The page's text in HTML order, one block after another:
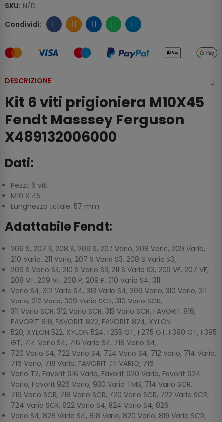
SKU: N/D
DESCRIZIONE
Kit 6 viti prigioniera M10X45
Fendt Masssey Ferguson
X489132006000
Dati:
Pezzi: 6 viti
M10 X 45
Lunghezza totale: 57 mm
Adattabile Fendt:
206 S, 207 S, 208 S, 209 S, 207 Vario, 208 Vario, 209 Vario,
210 Vario, 211 Vario, 207 S Vario S3, 208 S Vario S3,
209 S Vario S3, 210 S Vario S3, 211 S Vario S3, 206 VF, 207 VF,
208 VF, 209 VF, 208 P, 209 P, 310 Vario S4, 311
Vario S4, 312 Vario S4, 313 Vario S4, 309 Vario, 310 Vario, 311
Vario, 312 Vario, 309 Vario SCR, 310 Vario SCR,
311 Vario SCR, 312 Vario SCR, 313 Vario SCR, FAVORIT 816,
FAVORIT 818, FAVORIT 822, FAVORIT 824, XYLON
520, XYLON 522, XYLON 524, F255 GT, F275 GT, F390 GT, F395
GT, 714 Vario S4, 716 Vario S4, 718 Vario S4,
720 Vario S4, 722 Vario S4, 724 Vario S4, 712 Vario, 714 Vario,
716 Vario, 718 Vario, FAVORIT 711 VARIO, 716
Vario T2, Favorit 916 Vario, Favorit 920 Vario, Favorit 924
Vario, Favorit 926 Vario, 930 Vario TMS, 714 Vario SCR,
716 Vario SCR, 718 Vario SCR, 720 Vario SCR, 722 Vario SCR,
724 Vario SCR, 822 Vario S4, 824 Vario S4, 826
Vario S4, 828 Vario S4, 818 Vario, 820 Vario, 819 Vario SCR,